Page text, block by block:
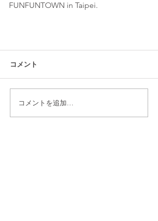
FUNFUNTOWN in Taipei.
コメント
コメントを追加…